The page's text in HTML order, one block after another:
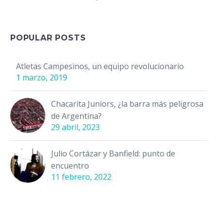
POPULAR POSTS
Atletas Campesinos, un equipo revolucionario
1 marzo, 2019
Chacarita Juniors, ¿la barra más peligrosa
de Argentina?
29 abril, 2023
Julio Cortázar y Banfield: punto de
encuentro
11 febrero, 2022